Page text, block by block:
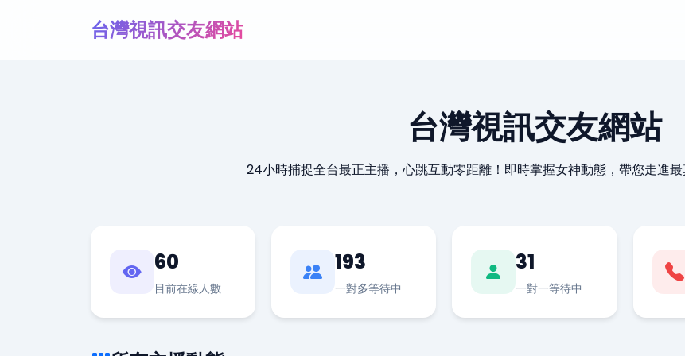
台灣視訊交友網站
台灣視訊交友網站
24小時捕捉全台最正主播，心跳互動零距離！即時掌握女神動態，帶您走進最
60
目前在線人數
193
一對多等待中
31
一對一等待中